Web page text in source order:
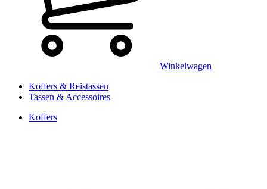
Winkelwagen
Koffers & Reistassen
Tassen & Accessoires
Koffers